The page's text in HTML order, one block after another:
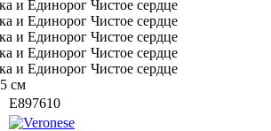
см
E897610